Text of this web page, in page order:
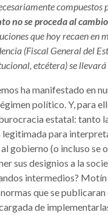
compuestos
no se proceda al
que hoy recaen en
(Fiscal General del
etcétera) se
ha manifestado en
político. Y, para
estatal: tanto
para
gobierno (o incluso
sus designios a la
intermedios?
que se
de